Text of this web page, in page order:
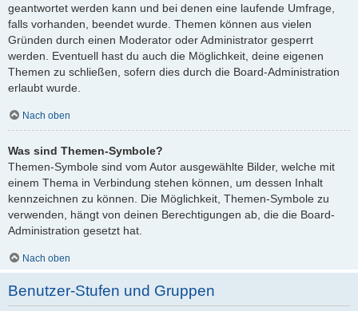
geantwortet werden kann und bei denen eine laufende Umfrage,
falls vorhanden, beendet wurde. Themen können aus vielen
Gründen durch einen Moderator oder Administrator gesperrt
werden. Eventuell hast du auch die Möglichkeit, deine eigenen
Themen zu schließen, sofern dies durch die Board-Administration
erlaubt wurde.
Nach oben
Was sind Themen-Symbole?
Themen-Symbole sind vom Autor ausgewählte Bilder, welche mit
einem Thema in Verbindung stehen können, um dessen Inhalt
kennzeichnen zu können. Die Möglichkeit, Themen-Symbole zu
verwenden, hängt von deinen Berechtigungen ab, die die Board-
Administration gesetzt hat.
Nach oben
Benutzer-Stufen und Gruppen